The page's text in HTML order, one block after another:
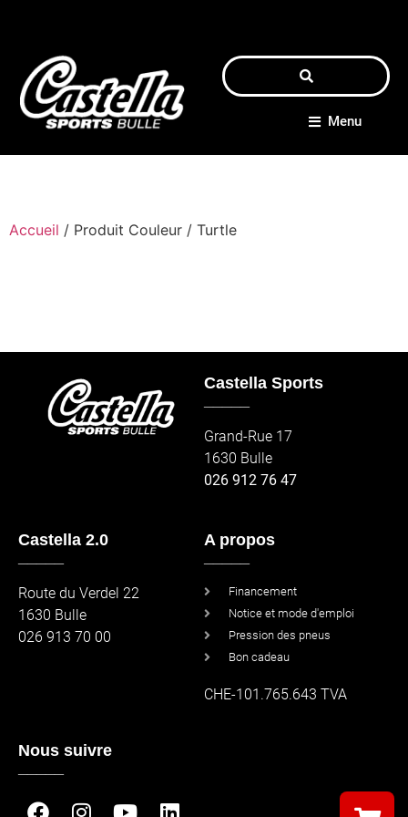
Menu
Accueil / Produit Couleur / Turtle
Castella Sports
Grand-Rue 17
1630 Bulle
026 912 76 47
Castella 2.0
Route du Verdel 22
1630 Bulle
026 913 70 00
A propos
Financement
Notice et mode d'emploi
Pression des pneus
Bon cadeau
CHE-101.765.643 TVA
Nous suivre